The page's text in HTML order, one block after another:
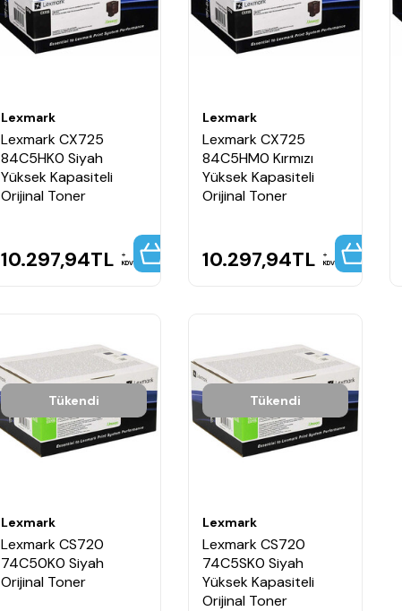
Lexmark
Lexmark CX725
84C5HK0 Siyah
Yüksek Kapasiteli
Orijinal Toner
10.297,94TL KDV
Lexmark
Lexmark CX725
84C5HM0 Kırmızı
Yüksek Kapasiteli
Orijinal Toner
10.297,94TL KDV
Tükendi
Lexmark
Lexmark CS720
74C50K0 Siyah
Orijinal Toner
Tükendi
Lexmark
Lexmark CS720
74C5SK0 Siyah
Yüksek Kapasiteli
Orijinal Toner